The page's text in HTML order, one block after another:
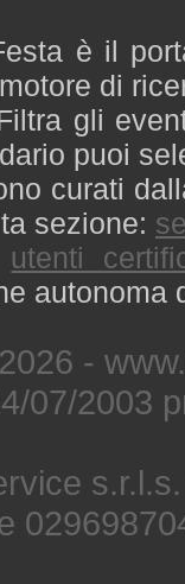
è il
di
gli
puoi
curati
sezione:
utenti
autonoma
-
07/2003